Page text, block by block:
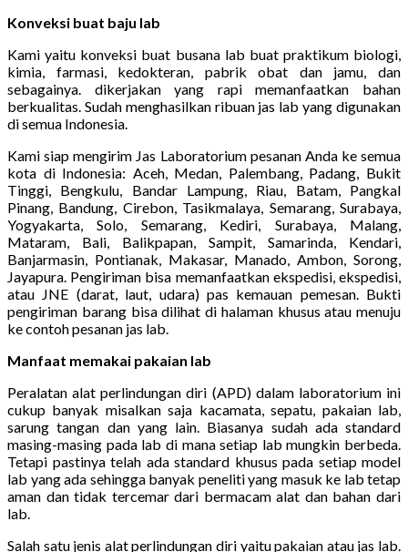
Konveksi buat baju lab
Kami yaitu konveksi buat busana lab buat praktikum biologi,
kimia, farmasi, kedokteran, pabrik obat dan jamu, dan
sebagainya. dikerjakan yang rapi memanfaatkan bahan
berkualitas. Sudah menghasilkan ribuan jas lab yang digunakan
di semua Indonesia.
Kami siap mengirim Jas Laboratorium pesanan Anda ke semua
kota di Indonesia: Aceh, Medan, Palembang, Padang, Bukit
Tinggi, Bengkulu, Bandar Lampung, Riau, Batam, Pangkal
Pinang, Bandung, Cirebon, Tasikmalaya, Semarang, Surabaya,
Yogyakarta, Solo, Semarang, Kediri, Surabaya, Malang,
Mataram, Bali, Balikpapan, Sampit, Samarinda, Kendari,
Banjarmasin, Pontianak, Makasar, Manado, Ambon, Sorong,
Jayapura. Pengiriman bisa memanfaatkan ekspedisi, ekspedisi,
atau JNE (darat, laut, udara) pas kemauan pemesan. Bukti
pengiriman barang bisa dilihat di halaman khusus atau menuju
ke contoh pesanan jas lab.
Manfaat memakai pakaian lab
Peralatan alat perlindungan diri (APD) dalam laboratorium ini
cukup banyak misalkan saja kacamata, sepatu, pakaian lab,
sarung tangan dan yang lain. Biasanya sudah ada standard
masing-masing pada lab di mana setiap lab mungkin berbeda.
Tetapi pastinya telah ada standard khusus pada setiap model
lab yang ada sehingga banyak peneliti yang masuk ke lab tetap
aman dan tidak tercemar dari bermacam alat dan bahan dari
lab.
Salah satu jenis alat perlindungan diri yaitu pakaian atau jas lab.